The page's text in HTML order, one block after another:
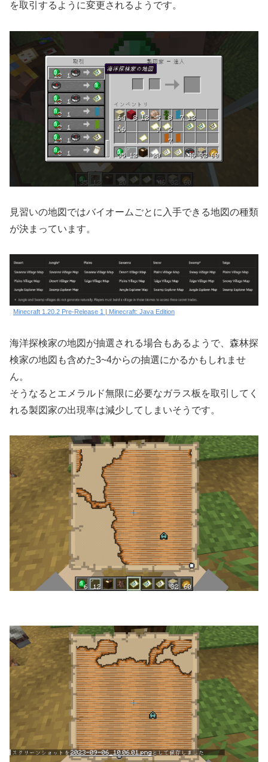
を取引するように変更されるようです。
見習いの地図ではバイオームごとに入手できる地図の種類
が決まっています。
Minecraft 1.20.2 Pre-Release 1 | Minecraft: Java Edition
海洋探検家の地図が抽選される場合もあるようで、森林探
検家の地図も含めた3~4からの抽選にかるかもしれませ
ん。
そうなるとエメラルド無限に必要なガラス板を取引してく
れる製図家の出現率は減少してしまいそうです。